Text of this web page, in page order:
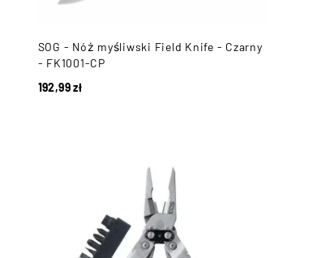
SOG - Nóż myśliwski Field Knife - Czarny
- FK1001-CP
192,99zł